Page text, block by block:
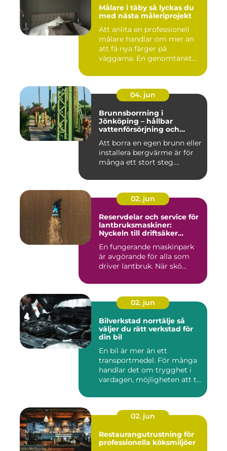
Målare i täby så lyckas du
med nästa måleriprojekt
Att anlita en professionell
målare handlar om mer än
att få nya färger på
väggarna. En genomtänkt
04. jun
Brunnsborrning i
Jönköping – hållbar
vattenförsörjning och
Att borra en egen brunn eller
installera bergvärme är för
många ett stort steg....
02. jun
Reservdelar och service för
lantbruksmaskiner:
Nyckeln till driftsäker
En fungerande maskinpark
är avgörande för alla som
driver lantbruk. När skö...
02. jun
Bilverkstad norrtälje så
väljer du rätt verkstad för
din bil
En bil är mer än ett
transportmedel. För många
handlar det om trygghet i
vardagen, möjligheten att t...
02. jun
Restaurangutrustning för
professionella köksmiljöer